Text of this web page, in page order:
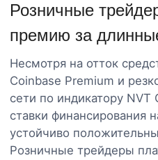
Розничные
премию за
Несмотря на отток
Coinbase Premium и
сети по индикатору NVT
ставки финансирования
устойчиво
Розничные трейдеры